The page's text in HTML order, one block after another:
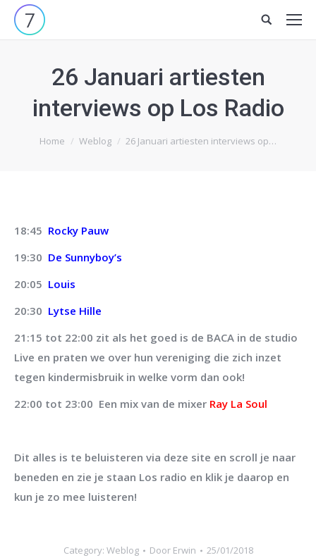
Site
search:
26 Januari artiesten
interviews op Los Radio
Je bent hier:
Home Weblog 26 Januari artiesten interviews op…
18:45 Rocky Pauw
19:30 De Sunnyboy’s
20:05 Louis
20:30 Lytse Hille
21:15 tot 22:00 zit als het goed is de BACA in de studio
Live en praten we over hun vereniging die zich inzet
tegen kindermisbruik in welke vorm dan ook!
22:00 tot 23:00 Een mix van de mixer Ray La Soul
Dit alles is te beluisteren via deze site en scroll je naar
beneden en zie je staan Los radio en klik je daarop en
kun je zo mee luisteren!
Category: Weblog Door Erwin 25/01/2018